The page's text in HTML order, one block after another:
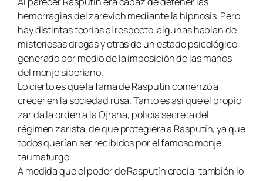
hemorragias del zarévich mediante la hipnosis. Pero
hay distintas teorías al respecto, algunas hablan de
misteriosas drogas y otras de un estado psicológico
generado por medio de la imposición de las manos
del monje siberiano.
Lo cierto es que la fama de Rasputín comenzó a
crecer en la sociedad rusa. Tanto es así que el propio
zar da la orden a la Ojrana, policía secreta del
régimen zarista, de que protegiera a Rasputín, ya que
todos querían ser recibidos por el famoso monje
taumaturgo.
A medida que el poder de Rasputín crecía, también lo